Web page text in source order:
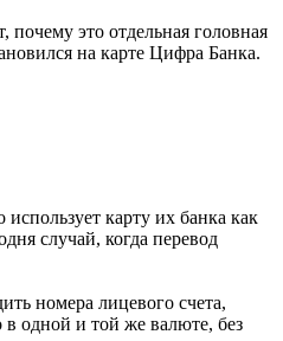
это отдельная головная
на карте Цифра Банка.
карту их банка как
случай, когда перевод
номера лицевого счета,
одной и той же валюте, без